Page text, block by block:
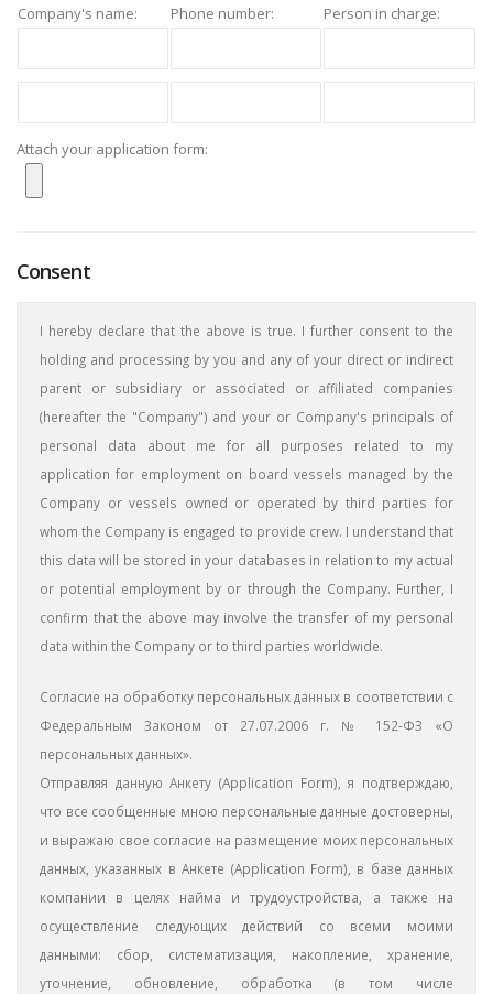
Company's name: Phone number: Person in charge:
Attach your application form:
Consent
I hereby declare that the above is true. I further consent to the
holding and processing by you and any of your direct or indirect
parent or subsidiary or associated or affiliated companies
(hereafter the "Company") and your or Company's principals of
personal data about me for all purposes related to my
application for employment on board vessels managed by the
Company or vessels owned or operated by third parties for
whom the Company is engaged to provide crew. I understand that
this data will be stored in your databases in relation to my actual
or potential employment by or through the Company. Further, I
confirm that the above may involve the transfer of my personal
data within the Company or to third parties worldwide.
Согласие на обработку персональных данных в соответствии с
Федеральным Законом от 27.07.2006 г. № 152-ФЗ «О
персональных данных».
Отправляя данную Aнкету (Application Form), я подтверждаю,
что все сообщенные мною персональные данные достоверны,
и выражаю свое согласие на размещение моих персональных
данных, указанных в Анкете (Application Form), в базе данных
компании в целях найма и трудоустройства, а также на
осуществление следующих действий со всеми моими
данными: сбор, систематизация, накопление, хранение,
уточнение, обновление, обработка (в том числе